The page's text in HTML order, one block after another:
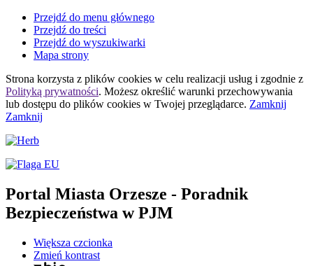
Przejdź do menu głównego
Przejdź do treści
Przejdź do wyszukiwarki
Mapa strony
Strona korzysta z plików cookies w celu realizacji usług i zgodnie z
Polityką prywatności. Możesz określić warunki przechowywania
lub dostępu do plików cookies w Twojej przeglądarce. Zamknij
Zamknij
Portal Miasta Orzesze - Poradnik
Bezpieczeństwa w PJM
Większa czcionka
Zmień kontrast